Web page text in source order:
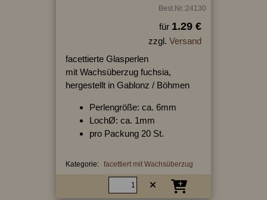
Best.Nr.:24130
für 1.29 €
zzgl. Versand
facettierte Glasperlen
mit Wachsüberzug fuchsia,
hergestellt in Gablonz / Böhmen
Perlengröße: ca. 6mm
LochØ: ca. 1mm
pro Packung 20 St.
Kategorie: facettiert mit Wachsüberzug